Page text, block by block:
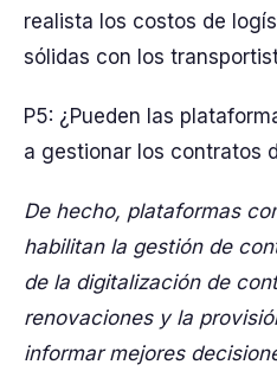
realista los costos de
sólidas con los
P5: ¿Pueden las
a gestionar los contratos
De hecho, plataformas
habilitan la gestión de
de la digitalización de
renovaciones y la
informar mejores